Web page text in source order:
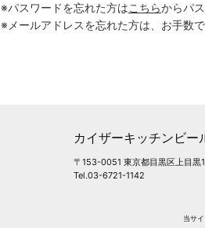
※パスワードを忘れた方はこちらからパ
※メールアドレスを忘れた方は、お手数
カイザーキッチンビー
〒153-0051 東京都目黒区上目
Tel.03-6721-1142
当サ